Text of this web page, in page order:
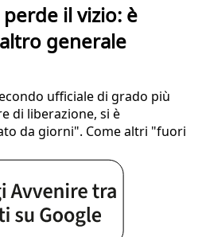
il vizio: è
generale
ufficiale di grado più
di liberazione, si è
da giorni". Come altri "fuori